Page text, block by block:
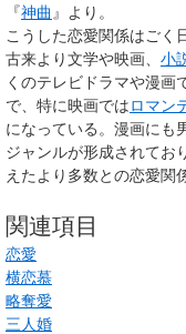
『神曲 』より。
こうした恋愛関係はごく
古来より文学や映画、 小
くのテレビドラマや漫画
で、特に映画ではロマン
になっている。漫画にも
ジャンルが形成されてお
えたより多数との恋愛関
関連項目
恋愛
横恋慕
略奪愛
三人婚